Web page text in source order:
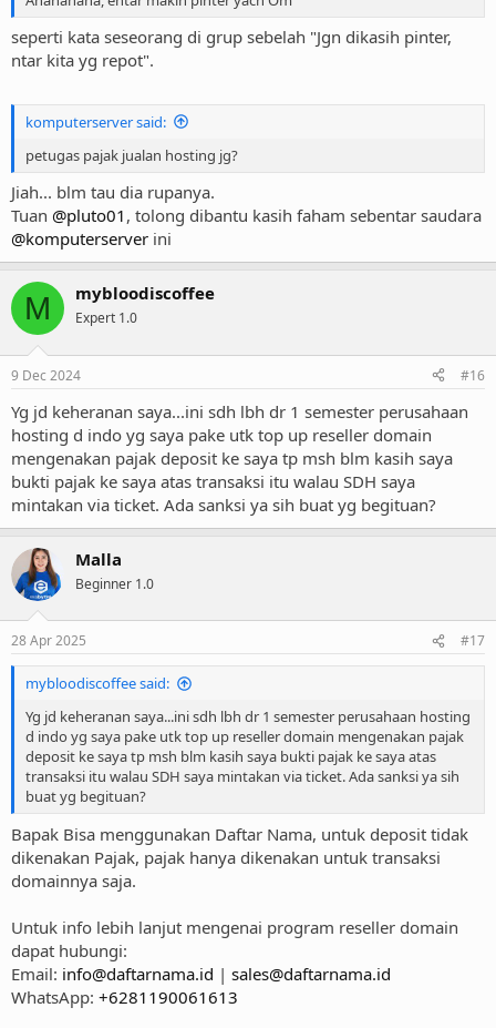
seperti kata seseorang di grup sebelah "Jgn dikasih pinter,
ntar kita yg repot".
komputerserver said:
petugas pajak jualan hosting jg?
Jiah... blm tau dia rupanya.
Tuan @pluto01 , tolong dibantu kasih faham sebentar saudara
@komputerserver ini
M mybloodiscoffee
Expert 1.0
9 Dec 2024 #16
Yg jd keheranan saya...ini sdh lbh dr 1 semester perusahaan
hosting d indo yg saya pake utk top up reseller domain
mengenakan pajak deposit ke saya tp msh blm kasih saya
bukti pajak ke saya atas transaksi itu walau SDH saya
mintakan via ticket. Ada sanksi ya sih buat yg begituan?
Malla
Beginner 1.0
28 Apr 2025 #17
mybloodiscoffee said:
Yg jd keheranan saya...ini sdh lbh dr 1 semester perusahaan hosting
d indo yg saya pake utk top up reseller domain mengenakan pajak
deposit ke saya tp msh blm kasih saya bukti pajak ke saya atas
transaksi itu walau SDH saya mintakan via ticket. Ada sanksi ya sih
buat yg begituan?
Bapak Bisa menggunakan Daftar Nama, untuk deposit tidak
dikenakan Pajak, pajak hanya dikenakan untuk transaksi
domainnya saja.
Untuk info lebih lanjut mengenai program reseller domain
dapat hubungi:
Email: info@daftarnama.id | sales@daftarnama.id
WhatsApp: +6281190061613